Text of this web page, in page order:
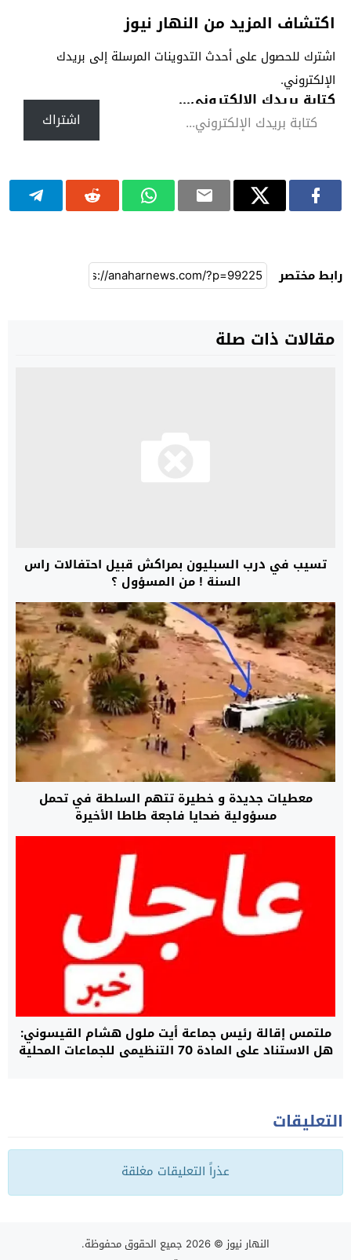
اكتشاف المزيد من النهار نيوز
اشترك للحصول على أحدث التدوينات المرسلة إلى بريدك
الإلكتروني.
كتابة بريدك الإلكتروني...
اشتراك
رابط مختصر
مقالات ذات صلة
تسيب في درب السبليون بمراكش قبيل احتفالات راس
السنة ! من المسؤول ؟
معطيات جديدة و خطيرة تتهم السلطة في تحمل
مسؤولية ضحايا فاجعة طاطا الأخيرة
ملتمس إقالة رئيس جماعة أيت ملول هشام القيسوني:
هل الاستناد على المادة 70 التنظيمي للجماعات المحلية
التعليقات
عذراً التعليقات مغلقة
النهار نيوز© 2026 جميع الحقوق محفوظة.